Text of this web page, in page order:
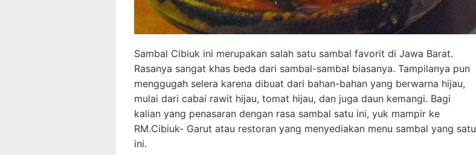
Sambal Cibiuk ini merupakan salah satu sambal favorit di Jawa Barat.
Rasanya sangat khas beda dari sambal-sambal biasanya. Tampilanya pun
menggugah selera karena dibuat dari bahan-bahan yang berwarna hijau,
mulai dari cabai rawit hijau, tomat hijau, dan juga daun kemangi. Bagi
kalian yang penasaran dengan rasa sambal satu ini, yuk mampir ke
RM.Cibiuk- Garut atau restoran yang menyediakan menu sambal yang satu
ini.